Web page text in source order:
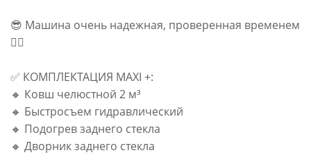
😎 Машина очень надежная, проверенная временем
☝🏻
✅ КОМПЛЕКТАЦИЯ MAXI +:
🔸 Ковш челюстной 2 м³
🔸 Быстросъем гидравлический
🔸 Подогрев заднего стекла
🔸 Дворник заднего стекла